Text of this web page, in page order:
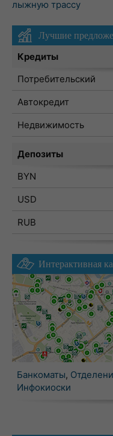
лыжную трассу
Лучшие
Кредиты
Потребительский
Автокредит
Недвижимость
Депозиты
BYN
USD
RUB
Интерактивная
Банкоматы,
Инфокиоски